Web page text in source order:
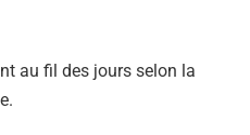
au fil des jours selon la